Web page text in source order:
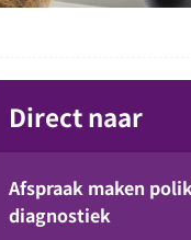
Direct naar
Afspraak maken
diagnostiek